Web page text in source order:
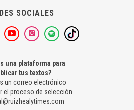
SOCIALES
una plataforma para
tus textos?
un correo electrónico
el proceso de selección